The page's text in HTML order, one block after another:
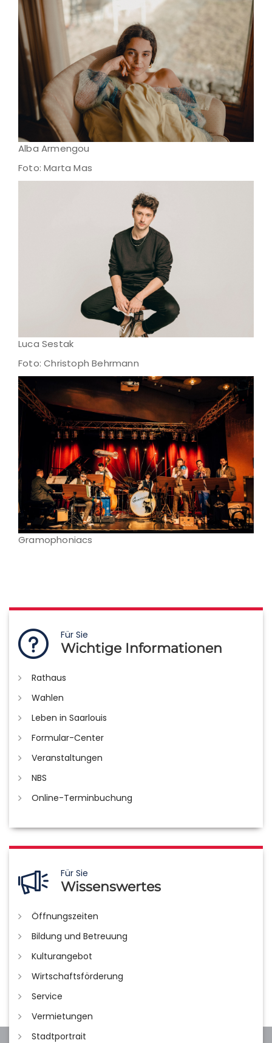
Alba Armengou
Foto: Marta Mas
Luca Sestak
Foto: Christoph Behrmann
Gramophoniacs
Für Sie
Wichtige Informationen
Rathaus
Wahlen
Leben in Saarlouis
Formular-Center
Veranstaltungen
NBS
Online-Terminbuchung
Für Sie
Wissenswertes
Öffnungszeiten
Bildung und Betreuung
Kulturangebot
Wirtschaftsförderung
Service
Vermietungen
Stadtportrait